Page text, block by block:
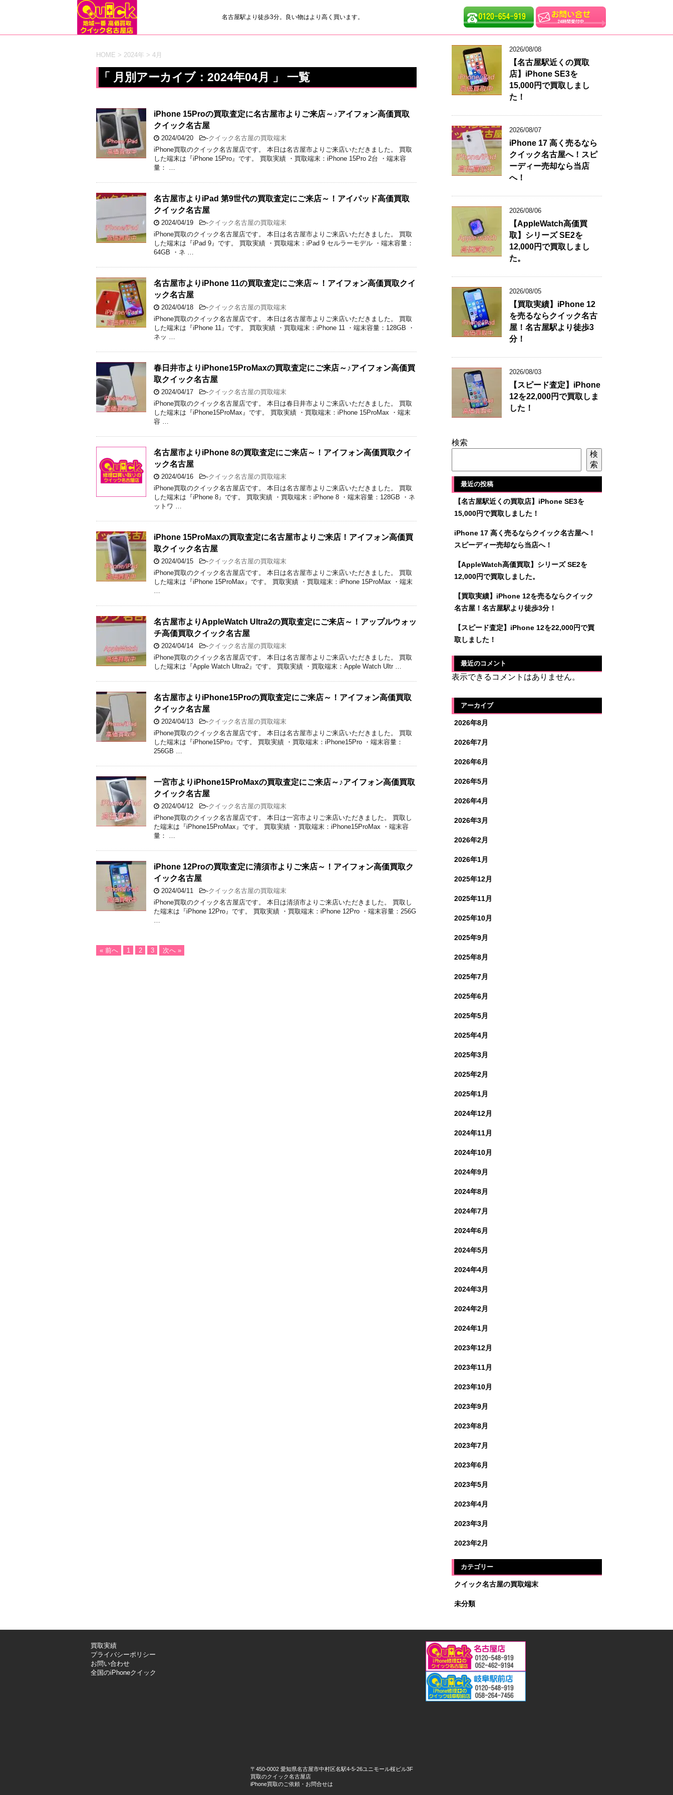
名古屋駅より徒歩3分。良い物はより高く買います。
HOME > 2024年 > 4月
「 月別アーカイブ：2024年04月 」 一覧
iPhone 15Proの買取査定に名古屋市よりご来店～♪アイフォン高価買取
クイック名古屋
2024/04/20 -クイック名古屋の買取端末
iPhone買取のクイック名古屋店です。 本日は名古屋市よりご来店いただきました。 買取
した端末は『iPhone 15Pro』です。 買取実績 ・買取端末：iPhone 15Pro 2台 ・端末容
量： …
名古屋市よりiPad 第9世代の買取査定にご来店～！アイパッド高価買取
クイック名古屋
2024/04/19 -クイック名古屋の買取端末
iPhone買取のクイック名古屋店です。 本日は名古屋市よりご来店いただきました。 買取
した端末は『iPad 9』です。 買取実績 ・買取端末：iPad 9 セルラーモデル ・端末容量：
64GB ・ネ …
名古屋市よりiPhone 11の買取査定にご来店～！アイフォン高価買取クイ
ック名古屋
2024/04/18 -クイック名古屋の買取端末
iPhone買取のクイック名古屋店です。 本日は名古屋市よりご来店いただきました。 買取
した端末は『iPhone 11』です。 買取実績 ・買取端末：iPhone 11 ・端末容量：128GB ・
ネッ …
春日井市よりiPhone15ProMaxの買取査定にご来店～♪アイフォン高価買
取クイック名古屋
2024/04/17 -クイック名古屋の買取端末
iPhone買取のクイック名古屋店です。 本日は春日井市よりご来店いただきました。 買取
した端末は『iPhone15ProMax』です。 買取実績 ・買取端末：iPhone 15ProMax ・端末
容 …
名古屋市よりiPhone 8の買取査定にご来店～！アイフォン高価買取クイ
ック名古屋
2024/04/16 -クイック名古屋の買取端末
iPhone買取のクイック名古屋店です。 本日は名古屋市よりご来店いただきました。 買取
した端末は『iPhone 8』です。 買取実績 ・買取端末：iPhone 8 ・端末容量：128GB ・ネ
ットワ …
iPhone 15ProMaxの買取査定に名古屋市よりご来店！アイフォン高価買
取クイック名古屋
2024/04/15 -クイック名古屋の買取端末
iPhone買取のクイック名古屋店です。 本日は名古屋市よりご来店いただきました。 買取
した端末は『iPhone 15ProMax』です。 買取実績 ・買取端末：iPhone 15ProMax ・端末
…
名古屋市よりAppleWatch Ultra2の買取査定にご来店～！アップルウォッ
チ高価買取クイック名古屋
2024/04/14 -クイック名古屋の買取端末
iPhone買取のクイック名古屋店です。 本日は名古屋市よりご来店いただきました。 買取
した端末は『Apple Watch Ultra2』です。 買取実績 ・買取端末：Apple Watch Ultr …
名古屋市よりiPhone15Proの買取査定にご来店～！アイフォン高価買取
クイック名古屋
2024/04/13 -クイック名古屋の買取端末
iPhone買取のクイック名古屋店です。 本日は名古屋市よりご来店いただきました。 買取
した端末は『iPhone15Pro』です。 買取実績 ・買取端末：iPhone15Pro ・端末容量：
256GB …
一宮市よりiPhone15ProMaxの買取査定にご来店～♪アイフォン高価買取
クイック名古屋
2024/04/12 -クイック名古屋の買取端末
iPhone買取のクイック名古屋店です。 本日は一宮市よりご来店いただきました。 買取し
た端末は『iPhone15ProMax』です。 買取実績 ・買取端末：iPhone15ProMax ・端末容
量： …
iPhone 12Proの買取査定に清須市よりご来店～！アイフォン高価買取ク
イック名古屋
2024/04/11 -クイック名古屋の買取端末
iPhone買取のクイック名古屋店です。 本日は清須市よりご来店いただきました。 買取し
た端末は『iPhone 12Pro』です。 買取実績 ・買取端末：iPhone 12Pro ・端末容量：256G
…
« 前へ 1 2 3 次へ »
2026/08/08
【名古屋駅近くの買取
店】iPhone SE3を
15,000円で買取しまし
た！
2026/08/07
iPhone 17 高く売るなら
クイック名古屋へ！スピ
ーディー売却なら当店
へ！
2026/08/06
【AppleWatch高価買
取】シリーズ SE2を
12,000円で買取しまし
た。
2026/08/05
【買取実績】iPhone 12
を売るならクイック名古
屋！名古屋駅より徒歩3
分！
2026/08/03
【スピード査定】iPhone
12を22,000円で買取しま
した！
検索
検
索
最近の投稿
【名古屋駅近くの買取店】iPhone SE3を
15,000円で買取しました！
iPhone 17 高く売るならクイック名古屋へ！
スピーディー売却なら当店へ！
【AppleWatch高価買取】シリーズ SE2を
12,000円で買取しました。
【買取実績】iPhone 12を売るならクイック
名古屋！名古屋駅より徒歩3分！
【スピード査定】iPhone 12を22,000円で買
取しました！
最近のコメント
表示できるコメントはありません。
アーカイブ
2026年8月
2026年7月
2026年6月
2026年5月
2026年4月
2026年3月
2026年2月
2026年1月
2025年12月
2025年11月
2025年10月
2025年9月
2025年8月
2025年7月
2025年6月
2025年5月
2025年4月
2025年3月
2025年2月
2025年1月
2024年12月
2024年11月
2024年10月
2024年9月
2024年8月
2024年7月
2024年6月
2024年5月
2024年4月
2024年3月
2024年2月
2024年1月
2023年12月
2023年11月
2023年10月
2023年9月
2023年8月
2023年7月
2023年6月
2023年5月
2023年4月
2023年3月
2023年2月
カテゴリー
クイック名古屋の買取端末
未分類
買取実績
プライバシーポリシー
お問い合わせ
全国のiPhoneクイック
〒450-0002 愛知県名古屋市中村区名駅4-5-26ユニモール桜ビル3F
買取のクイック名古屋店
iPhone買取のご依頼・お問合せは